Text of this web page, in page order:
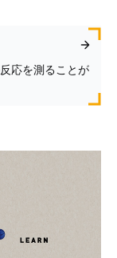
応を測ることが